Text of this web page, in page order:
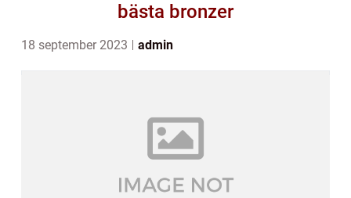
bästa bronzer
18 september 2023 admin